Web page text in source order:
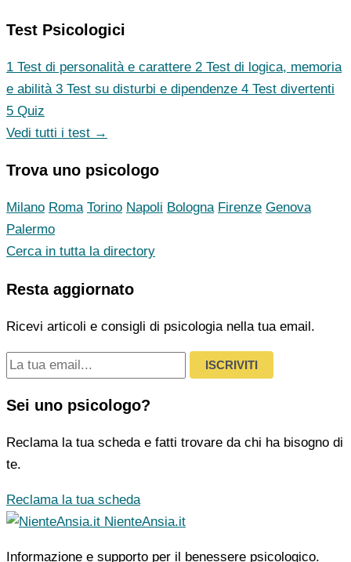
Test Psicologici
1 Test di personalità e carattere 2 Test di logica, memoria
e abilità 3 Test su disturbi e dipendenze 4 Test divertenti
5 Quiz
Vedi tutti i test →
Trova uno psicologo
Milano Roma Torino Napoli Bologna Firenze Genova
Palermo
Cerca in tutta la directory
Resta aggiornato
Ricevi articoli e consigli di psicologia nella tua email.
ISCRIVITI
Sei uno psicologo?
Reclama la tua scheda e fatti trovare da chi ha bisogno di
te.
Reclama la tua scheda
NienteAnsia.it
Informazione e supporto per il benessere psicologico.